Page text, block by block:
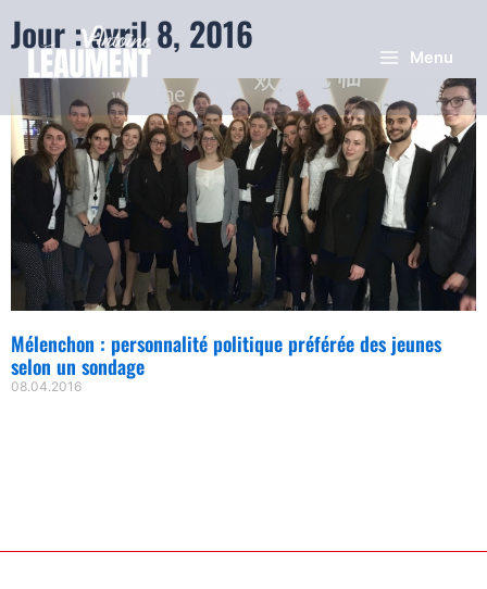
Menu
Jour : avril 8, 2016
Mélenchon : personnalité politique préférée des jeunes
selon un sondage
08.04.2016